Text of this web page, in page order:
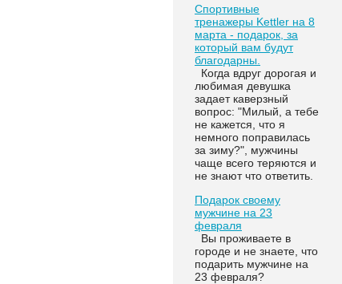
Спортивные
тренажеры Kettler на 8
марта - подарок, за
который вам будут
благодарны.
Когда вдруг дорогая и
любимая девушка
задает каверзный
вопрос: "Милый, а тебе
не кажется, что я
немного поправилась
за зиму?", мужчины
чаще всего теряются и
не знают что ответить.
Подарок своему
мужчине на 23
февраля
Вы проживаете в
городе и не знаете, что
подарить мужчине на
23 февраля?